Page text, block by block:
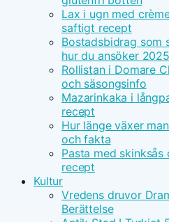
Lax i ugn med
saftigt recept
Bostadsbidrag som
hur du ansöker 2025
Rollistan i Domare
och säsongsinfo
Mazarinkaka i
recept
Hur länge växer
och fakta
Pasta med
recept
Kultur
Vredens druvor
Berättelse